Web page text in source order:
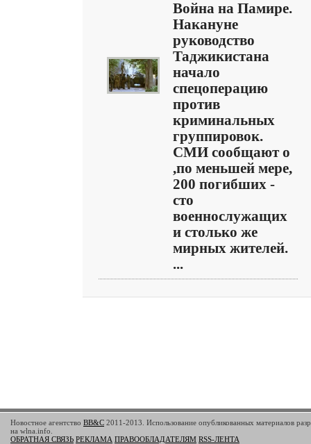
Война на Памире.
Накануне
руководство
Таджикистана
начало
спецоперацию
против
криминальных
группировок.
СМИ сообщают о
,по меньшей мере,
200 погибших -
сто
военнослужащих
и столько же
мирных жителей.
...
Новостное агентство BB&C 2011-2013. Использование опубликованных материалов
на wlna.info.
ОБРАТНАЯ СВЯЗЬ РЕКЛАМА ПРАВООБЛАДАТЕЛЯМ RSS-ЛЕНТА